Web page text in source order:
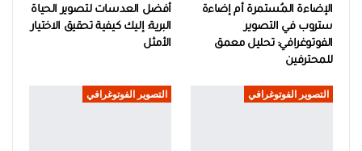
الإضاءة المُستمرة أم إضاءة
ستروب في التصوير
الفوتوغرافي: تحليل معمق
للمحترفين
أفضل العدسات لتصوير الحياة
البرية: إليك كيفية تحقيق الاختيار
الأمثل
التصوير الفوتوغرافي التصوير الفوتوغرافي